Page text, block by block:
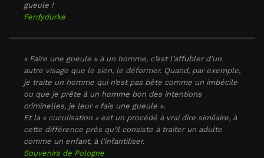
gueule !
Ferdydurke
« Faire une gueule » à un homme, c’est l’affubler d’un
autre visage que le sien, le déformer. Quand, par exemple,
je traite un homme qui n’est pas bête comme un imbécile
ou que je prête à un homme bon des intentions
criminelles, je leur « fais une gueule ».
Et la « cuculisation » est un procédé à vrai dire similaire, à
cette différence près qu’il consiste à traiter un adulte
comme un enfant, à l’infantiliser.
Souvenirs de Pologne